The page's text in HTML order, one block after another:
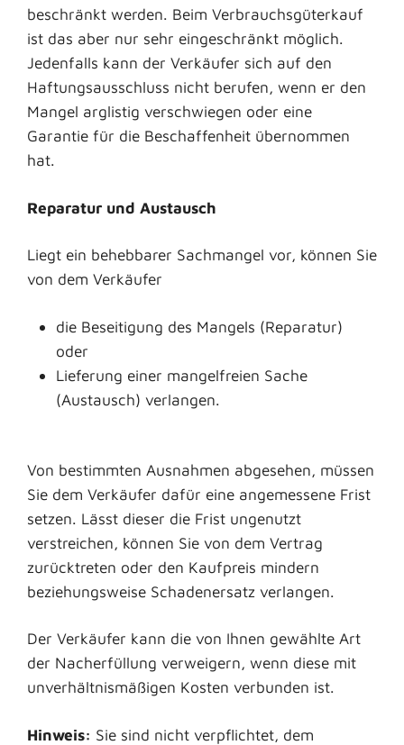
beschränkt werden. Beim Verbrauchsgüterkauf
ist das aber nur sehr eingeschränkt möglich.
Jedenfalls kann der Verkäufer sich auf den
Haftungsausschluss nicht berufen, wenn er den
Mangel arglistig verschwiegen oder eine
Garantie für die Beschaffenheit übernommen
hat.
Reparatur und Austausch
Liegt ein behebbarer Sachmangel vor, können Sie
von dem Verkäufer
die Beseitigung des Mangels (Reparatur)
oder
Lieferung einer mangelfreien Sache
(Austausch) verlangen.
Von bestimmten Ausnahmen abgesehen, müssen
Sie dem Verkäufer dafür eine angemessene Frist
setzen. Lässt dieser die Frist ungenutzt
verstreichen, können Sie von dem Vertrag
zurücktreten oder den Kaufpreis mindern
beziehungsweise Schadenersatz verlangen.
Der Verkäufer kann die von Ihnen gewählte Art
der Nacherfüllung verweigern, wenn diese mit
unverhältnismäßigen Kosten verbunden ist.
Hinweis: Sie sind nicht verpflichtet, dem